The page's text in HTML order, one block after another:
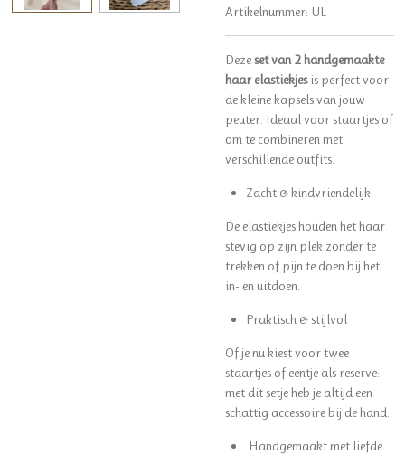
Artikelnummer: UL
Dezeset van 2 handgemaakte
haar elastiekjesis perfect voor
de kleine kapsels van jouw
peuter. Ideaal voor staartjes of
om te combineren met
verschillende outfits.
Zacht & kindvriendelijk
De elastiekjes houden het haar
stevig op zijn plek zonder te
trekken of pijn te doen bij het
in- en uitdoen.
Praktisch & stijlvol
Of je nu kiest voor twee
staartjes of eentje als reserve:
met dit setje heb je altijd een
schattig accessoire bij de hand.
Handgemaakt met liefde